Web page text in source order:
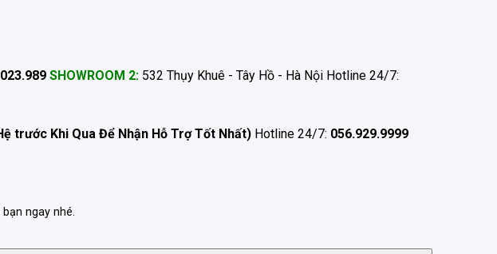
SHOWROOM 2: 532 Thụy Khuê - Tây Hồ - Hà Nội Hotline 24/7:
trước Khi Qua Để Nhận Hỗ Trợ Tốt Nhất) Hotline 24/7: 056.929.9999
ngay nhé.